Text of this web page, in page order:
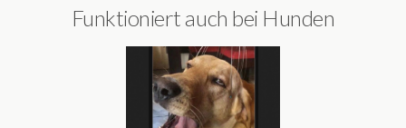
Funktioniert auch bei Hunden